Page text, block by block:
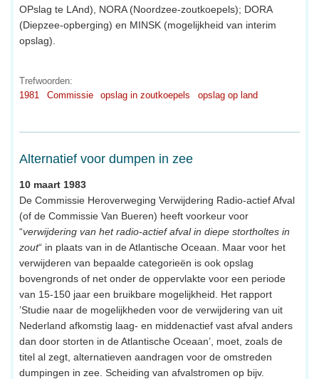
OPslag te LAnd), NORA (Noordzee-zoutkoepels); DORA
(Diepzee-opberging) en MINSK (mogelijkheid van interim
opslag).
Trefwoorden:
1981
Commissie opslag in zoutkoepels opslag op land
Alternatief voor dumpen in zee
10 maart 1983
De Commissie Heroverweging Verwijdering Radio-actief Afval
(of de Commissie Van Bueren) heeft voorkeur voor
“verwijdering van het radio-actief afval in diepe stortholtes in
zout“ in plaats van in de Atlantische Oceaan. Maar voor het
verwijderen van bepaalde categorieën is ook opslag
bovengronds of net onder de oppervlakte voor een periode
van 15-150 jaar een bruikbare mogelijkheid. Het rapport
’Studie naar de mogelijkheden voor de verwijdering van uit
Nederland afkomstig laag- en middenactief vast afval anders
dan door storten in de Atlantische Oceaan’, moet, zoals de
titel al zegt, alternatieven aandragen voor de omstreden
dumpingen in zee. Scheiding van afvalstromen op bijv.